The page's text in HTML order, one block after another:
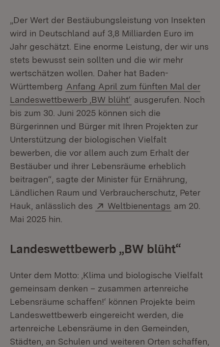
„Der Wert der Bestäubungsleistung von Insekten
wird in Deutschland auf 3,8 Milliarden Euro im
Jahr geschätzt. Eine enorme Leistung, der wir uns
stets bewusst sein sollten und die wir mehr
wertschätzen wollen. Daher hat Baden-
Württemberg Anfang April zum fünften Mal der
Landeswettbewerb ‚BW blüht‘ ausgerufen. Noch
bis zum 30. Juni 2025 können sich die
Bürgerinnen und Bürger mit Ihren Projekten zur
Unterstützung der biologischen Vielfalt
bewerben, die vor allem auch zum Erhalt der
Bestäuber und ihrer Lebensräume erheblich
beitragen“, sagte der Minister für Ernährung,
Ländlichen Raum und Verbraucherschutz, Peter
Hauk, anlässlich des
Extern:
Weltbienentags (Öffnet in
am 20.
Mai 2025 hin.
Landeswettbewerb „BW blüht“
Unter dem Motto: ‚Klima und biologische Vielfalt
gemeinsam denken – zusammen artenreiche
Lebensräume schaffen!‘ können Projekte beim
Landeswettbewerb eingereicht werden, die
artenreiche Lebensräume in den Gemeinden,
Städten, an Schulen und weiteren Orten schaffen,